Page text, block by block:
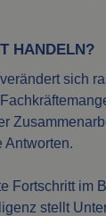
HANDELN?
sich
Antworten.
Fortschritt im
stellt